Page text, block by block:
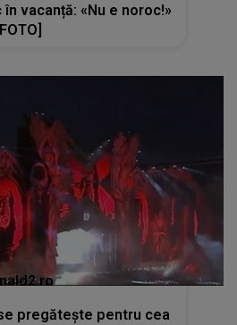
vacanță: «Nu e noroc!»
pregătește pentru cea